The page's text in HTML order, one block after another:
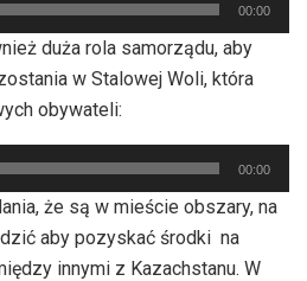
00:00
duża rola samorządu, aby
w Stalowej Woli, która
obywateli:
00:00
że są w mieście obszary, na
aby pozyskać środki na
innymi z Kazachstanu. W